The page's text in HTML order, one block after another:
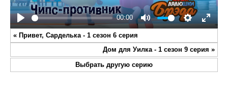
Play
00:00
Mute Settings
Enter
« Привет, Сарделька - 1 сезон 6 серия
Дом для Уилка - 1 сезон 9 серия »
Выбрать другую серию